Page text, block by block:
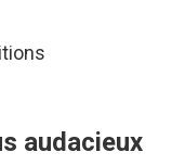
audacieux